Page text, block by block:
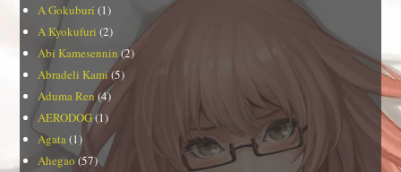
A Gokuburi (1)
A Kyokufuri (2)
Abi Kamesennin (2)
Abradeli Kami(5)
Aduma Ren(4)
AERODOG(1)
Agata(1)
Ahegao(57)